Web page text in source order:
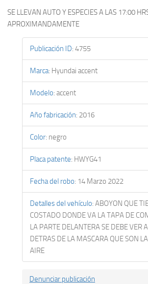
SE LLEVAN AUTO Y ESPECIES A LAS 17:00
APROXIMANDAMENTE
Publicación ID: 4755
Marca: Hyundai accent
Modelo: accent
Año fabricación: 2016
Color: negro
Placa patente: HWYG41
Fecha del robo: 14 Marzo 2022
Detalles del vehículo: ABOYON QUE
COSTADO DONDE VA LA TAPA DE
LA PARTE DELANTERA SE DEBE VER
DETRAS DE LA MASCARA QUE SON
AIRE
Denunciar publicación